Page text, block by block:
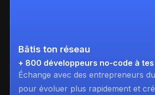
Bâtis ton réseau
+ 800 développeurs no-code à
Échange avec des entrepreneurs
pour évoluer plus rapidement et